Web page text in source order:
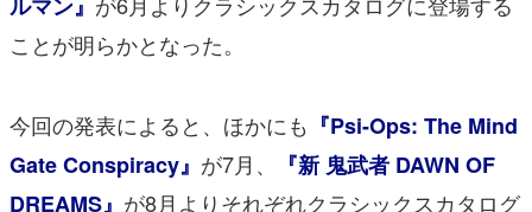
運営：株式会社マレ
ことが明らかとなった。
今回の発表によると、ほかにも 『Psi-Ops: The Mind
Gate Conspiracy』 が7月、
『新 鬼武者 DAWN OF
DREAMS』 が8月よりそれぞれクラシックスカタログ